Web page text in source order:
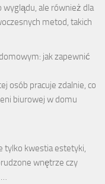
ale również dla
metod, takich
jak zapewnić
osób pracuje zdalnie, co
biurowej w domu
tylko kwestia estetyki,
wnętrze czy
…